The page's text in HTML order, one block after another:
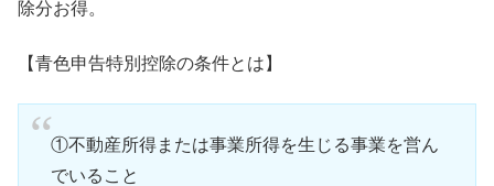
除分お得。
【青色申告特別控除の条件とは】
①不動産所得または事業所得を生じる事業を営ん
でいること